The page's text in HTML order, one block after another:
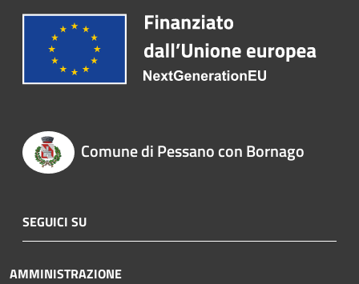
Comune di Pessano con Bornago
SEGUICI SU
AMMINISTRAZIONE